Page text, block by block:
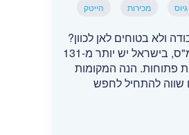
גיוס מכירות הייטק
ולא בטוחים לאן לכוון?
לפי נתוני הלמ"ס, בישראל יש יותר מ-131
פתוחות. הנה המקומות
להתחיל לחפש